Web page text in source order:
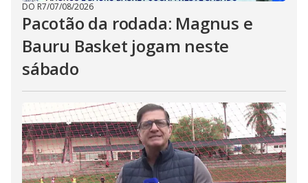
DO R7/07/08/2026
Pacotão da rodada: Magnus e
Bauru Basket jogam neste
sábado